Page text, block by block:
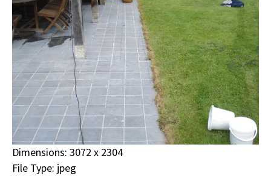
Dimensions: 3072 x 2304
File Type: jpeg